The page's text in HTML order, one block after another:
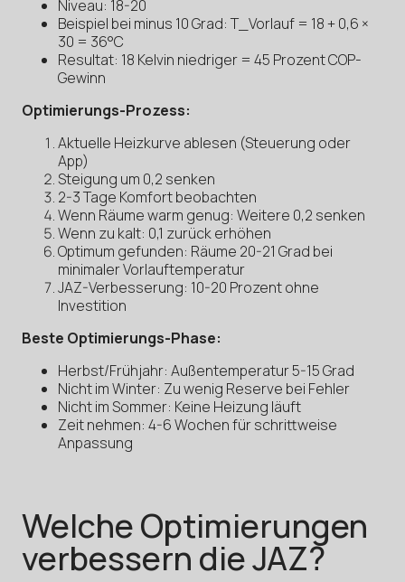
Niveau: 18-20
Beispiel bei minus 10 Grad: T_Vorlauf = 18 + 0,6 ×
30 = 36°C
Resultat: 18 Kelvin niedriger = 45 Prozent COP-
Gewinn
Optimierungs-Prozess:
Aktuelle Heizkurve ablesen (Steuerung oder
App)
Steigung um 0,2 senken
2-3 Tage Komfort beobachten
Wenn Räume warm genug: Weitere 0,2 senken
Wenn zu kalt: 0,1 zurück erhöhen
Optimum gefunden: Räume 20-21 Grad bei
minimaler Vorlauftemperatur
JAZ-Verbesserung: 10-20 Prozent ohne
Investition
Beste Optimierungs-Phase:
Herbst/Frühjahr: Außentemperatur 5-15 Grad
Nicht im Winter: Zu wenig Reserve bei Fehler
Nicht im Sommer: Keine Heizung läuft
Zeit nehmen: 4-6 Wochen für schrittweise
Anpassung
Welche Optimierungen
verbessern die JAZ?